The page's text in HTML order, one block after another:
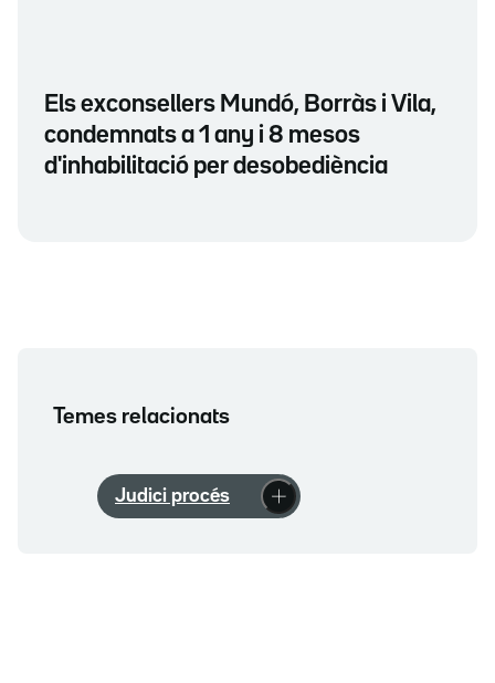
Els exconsellers Mundó, Borràs i Vila,
condemnats a 1 any i 8 mesos
d'inhabilitació per desobediència
Temes relacionats
Judici procés